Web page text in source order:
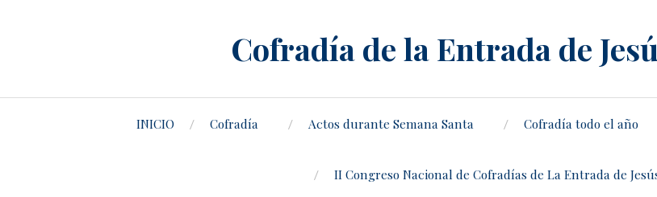
Cofradía de la Entrada de
INICIO Cofradía Actos durante Semana Santa Cofradía todo el año
II Congreso Nacional de Cofradías de La Entrada de